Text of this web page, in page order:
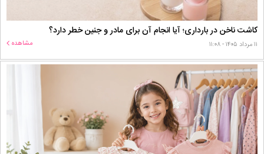
کاشت ناخن در بارداری؛ آیا انجام آن برای مادر و جنین خطر دارد؟
۱۱ مرداد ۱۴۰۵ - ۱۱:۰۸ مشاهده